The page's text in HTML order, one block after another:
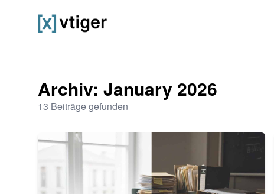
vtiger CRM
Archiv: January 2026
13 Beiträge gefunden